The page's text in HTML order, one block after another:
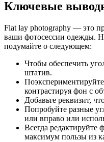
Ключевые
Flat lay photography — это
ваши фотосессии одежды.
подумайте о следующем:
Чтобы обеспечить
штатив.
контрастируя фон с
Добавьте реквизит,
Попробуйте разные
или вправо или
Всегда редактируйте
максимум пользы из